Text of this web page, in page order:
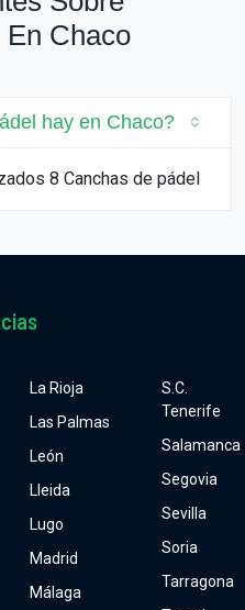
Chaco
hay en Chaco?
8 Canchas de pádel
La Rioja
Las Palmas
León
Lleida
Lugo
Madrid
Málaga
S.C.
Tenerife
Salamanca
Segovia
Sevilla
Soria
Tarragona